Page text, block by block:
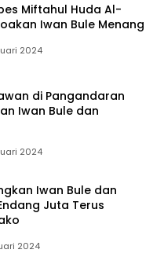
Miftahul Huda Al-
Iwan Bule Menang
2024
di Pangandaran
Iwan Bule dan
2024
Iwan Bule dan
Juta Terus
2024